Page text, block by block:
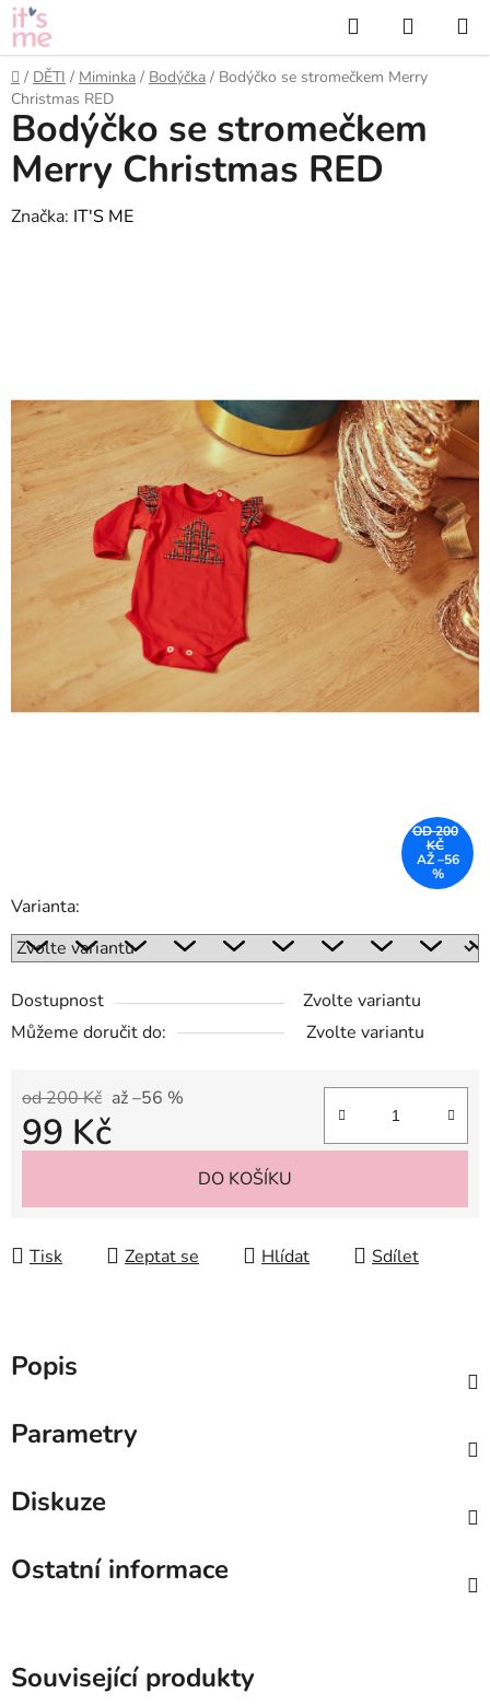
Přejít
na
obsah
Hledat
KOŠÍK
Domů
/ DĚTI / Miminka / Bodýčka / Bodýčko se stromečkem Merry
Christmas RED
Varianta:
Dostupnost
Zvolte variantu
Můžeme doručit do:
Zvolte variantu
od 200 Kč až –56 %
99 Kč
DO KOŠÍKU
Tisk Zeptat se Hlídat Sdílet
Bodýčko se stromečkem
Merry Christmas RED
Značka: IT'S ME
OD 200
KČ
AŽ –56
%
Popis
Parametry
Diskuze
Ostatní informace
Související produkty